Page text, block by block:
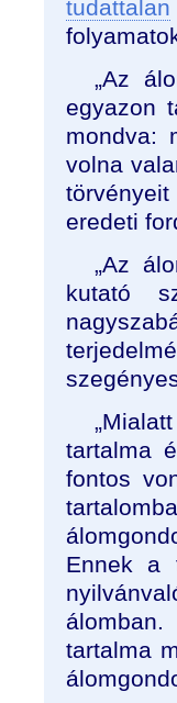
tudattalan
„Az
egyazon
mondva:
volna
eredeti
„Az
kutató
tartalma
fontos
Ennek a
tartalma